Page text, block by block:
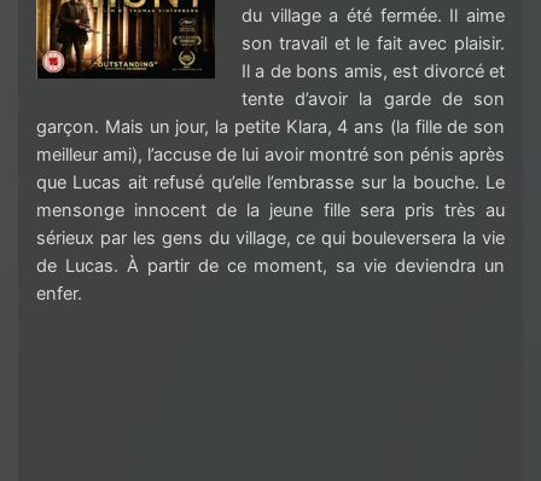
du village a été fermée. Il aime
son travail et le fait avec plaisir.
Il a de bons amis, est divorcé et
tente d’avoir la garde de son
garçon. Mais un jour, la petite Klara, 4 ans (la fille de son
meilleur ami), l’accuse de lui avoir montré son pénis après
que Lucas ait refusé qu’elle l’embrasse sur la bouche. Le
mensonge innocent de la jeune fille sera pris très au
sérieux par les gens du village, ce qui bouleversera la vie
de Lucas. À partir de ce moment, sa vie deviendra un
enfer.